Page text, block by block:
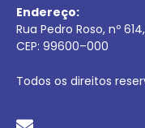
Endereço:
Rua Pedro Roso, nº
CEP: 99600–000
Todos os direitos